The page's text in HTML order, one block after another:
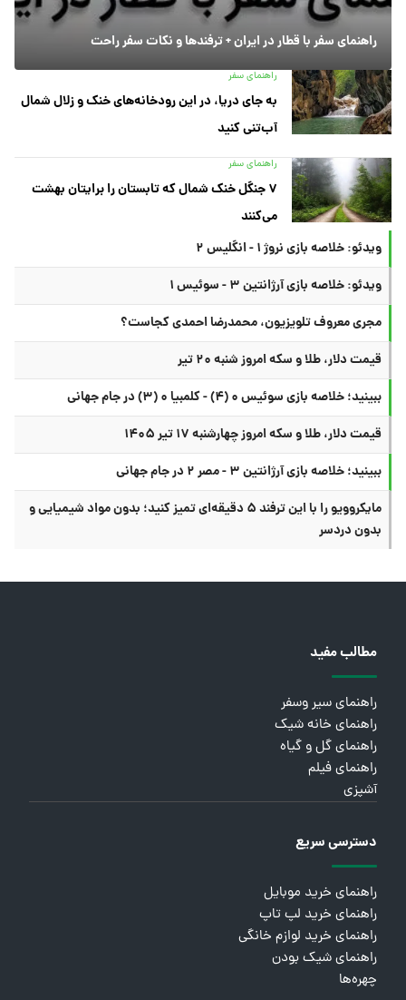
راهنمای سفر با قطار در ایران + ترفندها و نکات سفر راحت
راهنمای سفر
به جای دریا، در این رودخانه‌های خنک و زلال شمال
آب‌تنی کنید
راهنمای سفر
۷ جنگل خنک شمال که تابستان را برایتان بهشت
می‌کنند
ویدئو: خلاصه بازی نروژ ۱ - انگلیس ۲
ویدئو: خلاصه بازی آرژانتین ۳ - سوئیس ۱
مجری معروف تلویزیون، محمدرضا احمدی کجاست؟
قیمت دلار، طلا و سکه امروز شنبه ۲۰ تیر
ببینید؛ خلاصه بازی سوئیس ۰ (۴) - کلمبیا ۰ (۳) در جام جهانی
قیمت دلار، طلا و سکه امروز چهارشنبه ۱۷ تیر ۱۴۰۵
ببینید؛ خلاصه بازی آرژانتین ۳ - مصر ۲ در جام جهانی
مایکروویو را با این ترفند ۵ دقیقه‌ای تمیز کنید؛ بدون مواد شیمیایی و
بدون دردسر
مطالب مفید
راهنمای سیر وسفر
راهنمای خانه شیک
راهنمای گل و گیاه
راهنمای فیلم
آشپزی
دسترسی سریع
راهنمای خرید موبایل
راهنمای خرید لپ تاپ
راهنمای خرید لوازم خانگی
راهنمای شیک بودن
چهره‌ها